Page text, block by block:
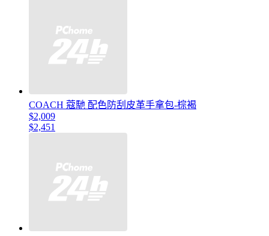
COACH 蔻馳 配色防刮皮革手拿包-棕褐
$2,009
$2,451